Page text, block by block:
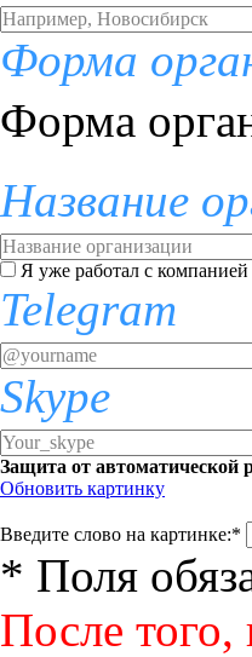
Форма
Форма
Название
Я уже работал с
Telegram
Skype
Защита от автоматической
Обновить картинку
Введите слово на картинке:*
* Поля
После